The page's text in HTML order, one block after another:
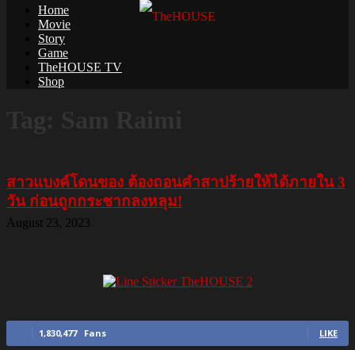
Home
Movie
Story
Game
TheHOUSE TV
Shop
สาวแบงค์โดนของ ต้องถอนคำสาปร้ายให้ได้ภายใน 3
วัน ก่อนถูกกระชากลงหลุม!
August 23, 2023
1,830,477 Fans LIKE